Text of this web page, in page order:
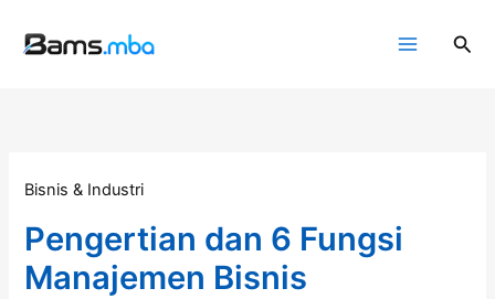
Cari
Bisnis & Industri
Pengertian dan 6 Fungsi
Manajemen Bisnis